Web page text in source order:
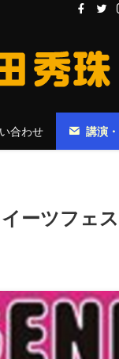
合わせ 講演
ーツフェ